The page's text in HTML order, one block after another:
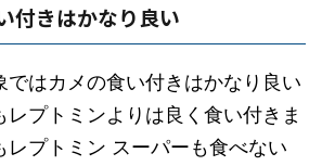
付きはかなり良い
ではカメの食い付きはかなり良い
レプトミンよりは良く食い付きま
レプトミン スーパーも食べない